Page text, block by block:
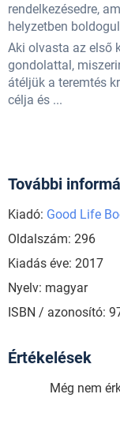
rendelkezésedre,
helyzetben
Aki olvasta az első
gondolattal,
átéljük a teremtés
célja és ...
További
Kiadó: Good Life
Oldalszám: 296
Kiadás éve: 2017
Nyelv: magyar
ISBN / azonosító:
Értékelések
Még nem